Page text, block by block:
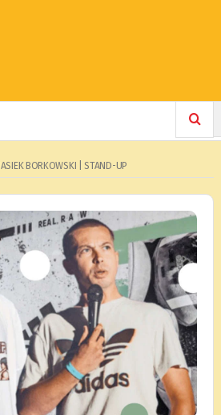
JASIEK BORKOWSKI | STAND-UP